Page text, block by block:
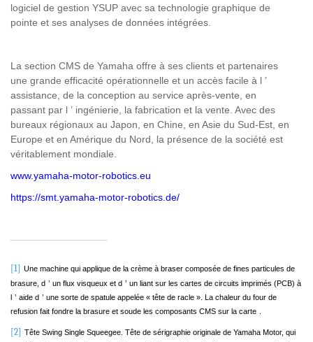
logiciel de gestion YSUP avec sa technologie graphique de
pointe et ses analyses de données intégrées.
La section CMS de Yamaha offre à ses clients et partenaires
une grande efficacité opérationnelle et un accès facile à l ’
assistance, de la conception au service après-vente, en
passant par l ’ ingénierie, la fabrication et la vente. Avec des
bureaux régionaux au Japon, en Chine, en Asie du Sud-Est, en
Europe et en Amérique du Nord, la présence de la société est
véritablement mondiale.
www.yamaha-motor-robotics.eu
https://smt.yamaha-motor-robotics.de/
[1] Une machine qui applique de la crème à braser composée de fines particules de
brasure, d ’ un flux visqueux et d ’ un liant sur les cartes de circuits imprimés (PCB) à
l ’ aide d ’ une sorte de spatule appelée « tête de racle ». La chaleur du four de
refusion fait fondre la brasure et soude les composants CMS sur la carte
[2] Tête Swing Single Squeegee. Tête de sérigraphie originale de Yamaha Motor, qui